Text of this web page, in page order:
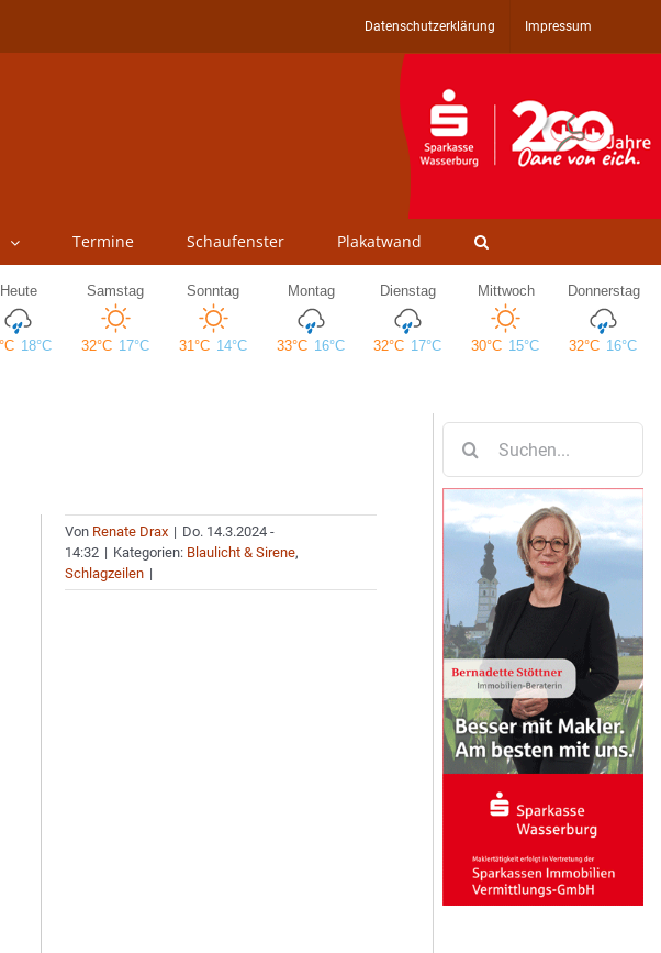
Datenschutzerklärung Impressum
Termine Schaufenster Plakatwand
Von Renate Drax | Do. 14.3.2024 -
14:32 | Kategorien: Blaulicht & Sirene,
Schlagzeilen |
nach: